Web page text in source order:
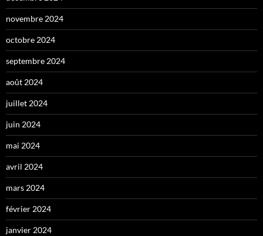
novembre 2024
octobre 2024
septembre 2024
août 2024
juillet 2024
juin 2024
mai 2024
avril 2024
mars 2024
février 2024
janvier 2024